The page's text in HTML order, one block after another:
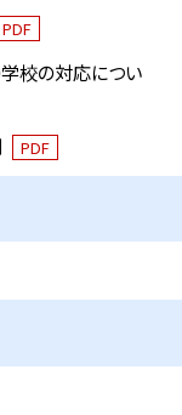
PDF
校の対応につい
PDF